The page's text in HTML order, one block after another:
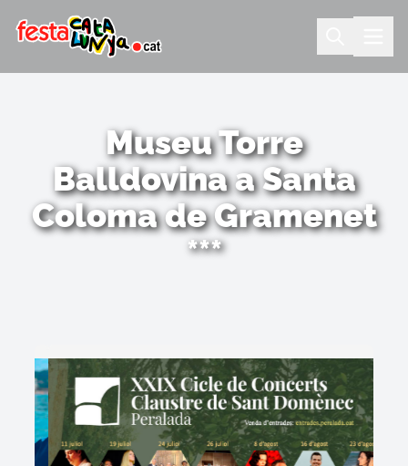
Museu Torre
Balldovina a Santa
Coloma de Gramenet
***